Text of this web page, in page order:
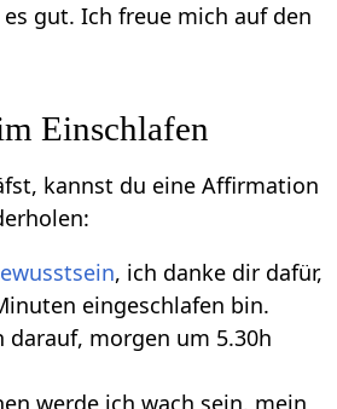
gut. Ich freue mich auf den
Einschlafen
kannst du eine Affirmation
, ich danke dir dafür,
eingeschlafen bin.
darauf, morgen um 5.30h